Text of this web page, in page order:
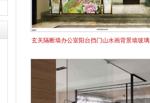
玄关隔断墙办公室阳台挡门山水画背景墙玻璃